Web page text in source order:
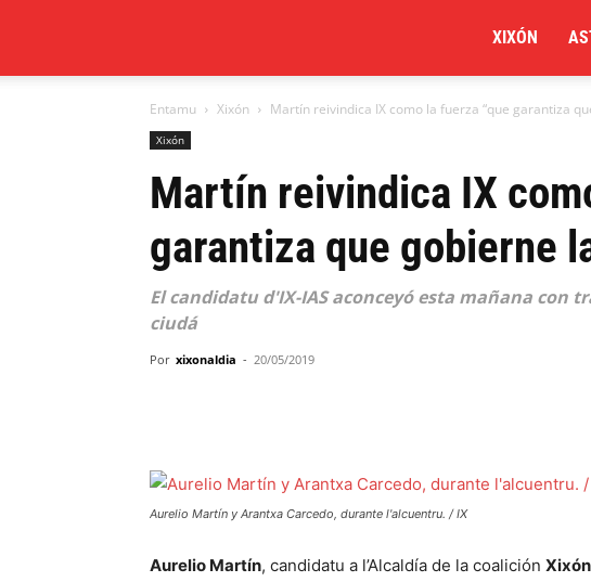
XIXÓN
Entamu Xixón Martín reivindica IX como la fuerza “que garantiza
Xixón
Martín reivindica IX
garantiza que gobierne
El candidatu d'IX-IAS aconceyó esta mañana con
ciudá
Por xixonaldia - 20/05/2019
Aurelio Martín y Arantxa Carcedo, durante l'alcuentru. / IX
Aurelio Martín, candidatu a l’Alcaldía de la coalición